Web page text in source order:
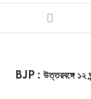
BJP : উত্তরবঙ্গে ১২